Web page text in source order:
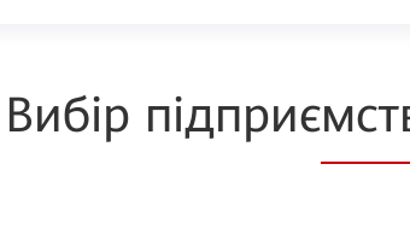
Вибір підприє